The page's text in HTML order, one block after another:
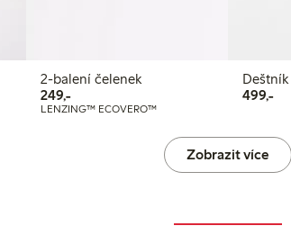
2-balení čelenek
249,-249,00 Kč
LENZING™ ECOVERO™
Deštník
499,-
Zobrazit více